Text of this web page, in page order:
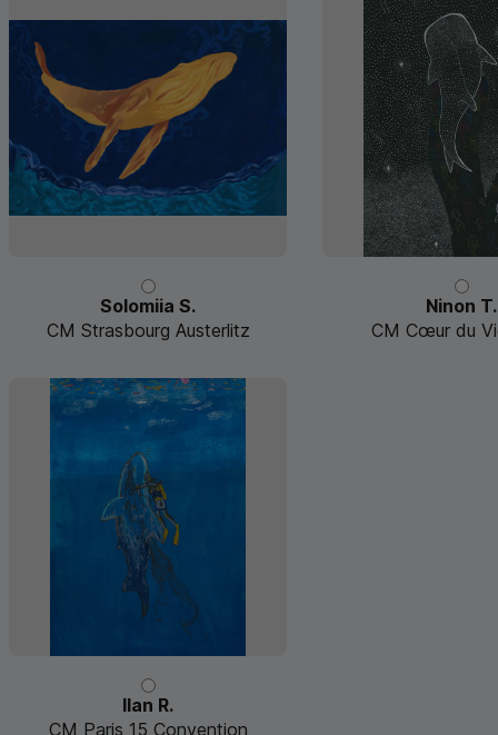
Solomiia S.
CM Strasbourg Austerlitz
Ninon T.
CM Cœur du
Ilan R.
CM Paris 15 Convention